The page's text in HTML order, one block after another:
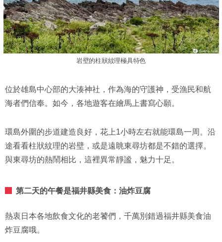
岩壁的柱狀紋理極具特色
位於雄島中心部的大湊神社，作為海的守護神，受漁民和航
海者們信奉。如今，各地遊客在繪馬上書寫心願。
環島外圍的步道建造良好，花上1小時左右就能環島一周。沿
途看看柱狀紋理的岩壁，或是遠眺東尋坊都是不錯的選擇。
與東尋坊的熱鬧相比，這裡異常靜謐，魅力十足。
第二天的午餐是福井縣美食：油炸豆腐
熱衷日本各地飲食文化的老饕們，千萬別錯過福井縣美食油
炸豆腐哦。